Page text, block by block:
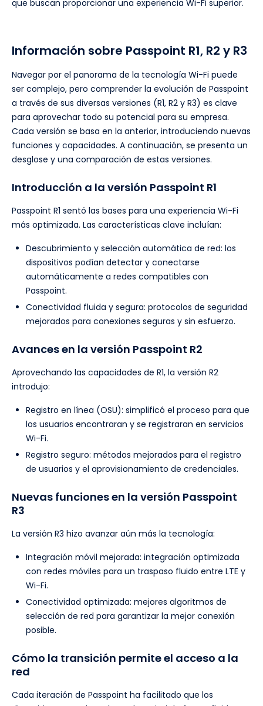
que buscan proporcionar una experiencia Wi-Fi superior.
Información sobre Passpoint R1, R2 y R3
Navegar por el panorama de la tecnología Wi-Fi puede
ser complejo, pero comprender la evolución de Passpoint
a través de sus diversas versiones (R1, R2 y R3) es clave
para aprovechar todo su potencial para su empresa.
Cada versión se basa en la anterior, introduciendo nuevas
funciones y capacidades. A continuación, se presenta un
desglose y una comparación de estas versiones.
Introducción a la versión Passpoint R1
Passpoint R1 sentó las bases para una experiencia Wi-Fi
más optimizada. Las características clave incluían:
Descubrimiento y selección automática de red: los
dispositivos podían detectar y conectarse
automáticamente a redes compatibles con
Passpoint.
Conectividad fluida y segura: protocolos de seguridad
mejorados para conexiones seguras y sin esfuerzo.
Avances en la versión Passpoint R2
Aprovechando las capacidades de R1, la versión R2
introdujo:
Registro en línea (OSU): simplificó el proceso para que
los usuarios encontraran y se registraran en servicios
Wi-Fi.
Registro seguro: métodos mejorados para el registro
de usuarios y el aprovisionamiento de credenciales.
Nuevas funciones en la versión Passpoint
R3
La versión R3 hizo avanzar aún más la tecnología:
Integración móvil mejorada: integración optimizada
con redes móviles para un traspaso fluido entre LTE y
Wi-Fi.
Conectividad optimizada: mejores algoritmos de
selección de red para garantizar la mejor conexión
posible.
Cómo la transición permite el acceso a la
red
Cada iteración de Passpoint ha facilitado que los